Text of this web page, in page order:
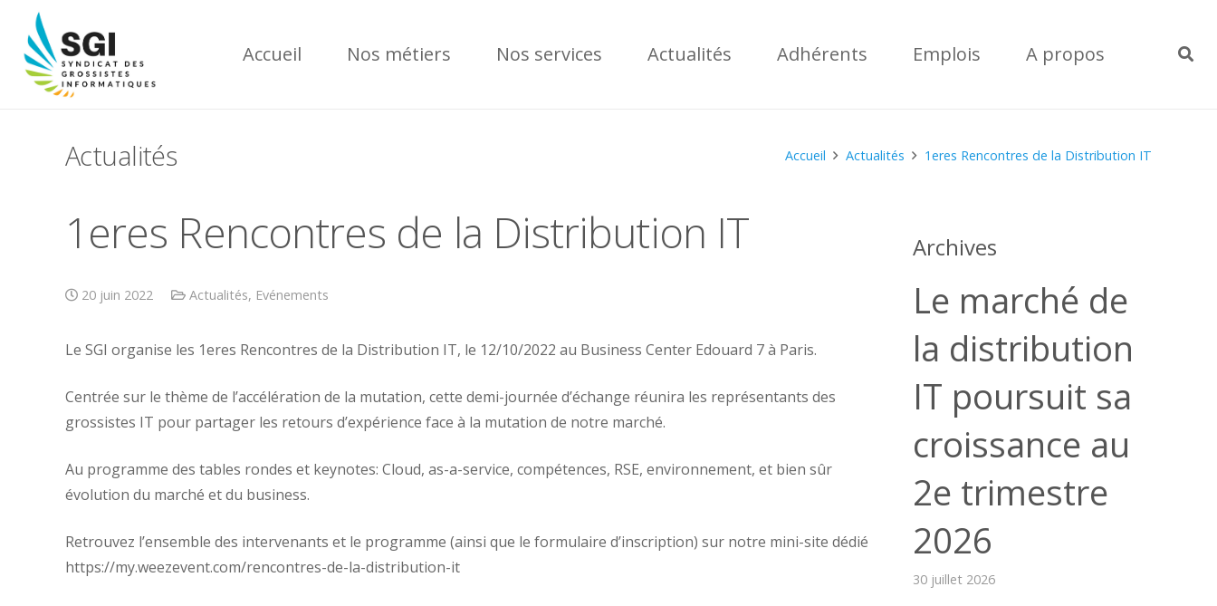
Accueil Nos métiers Nos services Actualités Adhérents Emplois A propos
Actualités Accueil Actualités 1eres Rencontres de la Distribution IT
1eres Rencontres de la Distribution IT
20 juin 2022 Actualités, Evénements
Le SGI organise les 1eres Rencontres de la Distribution IT, le 12/10/2022 au Business Center Edouard 7 à Paris.
Centrée sur le thème de l’accélération de la mutation, cette demi-journée d’échange réunira les représentants des
grossistes IT pour partager les retours d’expérience face à la mutation de notre marché.
Au programme des tables rondes et keynotes: Cloud, as-a-service, compétences, RSE, environnement, et bien sûr
évolution du marché et du business.
Retrouvez l’ensemble des intervenants et le programme (ainsi que le formulaire d’inscription) sur notre mini-site dédié
https://my.weezevent.com/rencontres-de-la-distribution-it
Archives
Le marché de
la distribution
IT poursuit sa
croissance au
2e trimestre
2026
30 juillet 2026